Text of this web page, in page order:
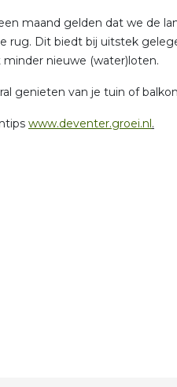
maand gelden dat we de
rug. Dit biedt bij uitstek
nieuwe (water)loten.
genieten van je tuin of
www.deventer.groei.nl.